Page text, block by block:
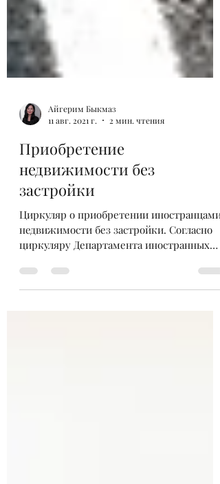
11 авг. 2021 г.
2 мин. чтения
Приобретение
недвижимости без
застройки
Циркуляр о приобретении иностранцами
циркуляру Департамента иностранных
дел Главного управления...